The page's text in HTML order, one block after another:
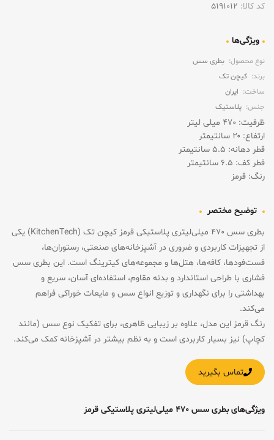
بطری سس ۴۷۰ میلی‌لیتری پلاستیکی قرمز کیچن تک (KitchenTech) یکی
از تجهیزات کاربردی و ضروری در آشپزخانه‌های صنعتی، رستوران‌ها،
فست‌فودها، کافه‌ها، هتل‌ها و مجموعه‌های کیترینگ است. این بطری سس
فشاری با طراحی استاندارد و بدنه مقاوم، استفاده‌ای آسان، سریع و
بهداشتی را برای نگهداری و توزیع انواع سس و مایعات خوراکی فراهم
می‌کند.
رنگ قرمز این مدل، علاوه بر زیبایی ظاهری، برای تفکیک نوع سس (مانند
کچاپ) نیز بسیار کاربردی است و به نظم بیشتر در آشپزخانه کمک می‌کند.
کد کالا: 5191012
ویژگی‌ها
نوع محصول: بطری سس
برند: کیچن تک
ساخت: ایران
جنس: پلاستیک
ظرفیت: ۴۷۰ میلی لیتر
ارتفاع: ۲۰ سانتیمتر
قطر دهانه: ۵.۵ سانتیمتر
قطر کف: ۶.۵ سانتیمتر
رنگ: قرمز
توضیح مختصر
تماس بگیرید
ویژگی‌های بطری سس ۴۷۰ میلی‌لیتری پلاستیکی قرمز